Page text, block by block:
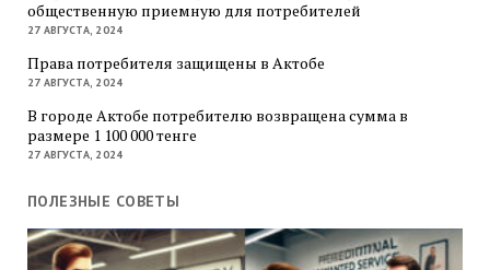
общественную приемную для потребителей
27 АВГУСТА, 2024
Права потребителя защищены в Актобе
27 АВГУСТА, 2024
В городе Актобе потребителю возвращена сумма в
размере 1 100 000 тенге
27 АВГУСТА, 2024
ПОЛЕЗНЫЕ СОВЕТЫ